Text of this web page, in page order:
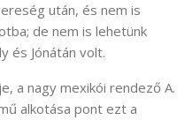
után, és nem is
de nem is lehetünk
és Jónátán volt.
a nagy mexikói rendező A.
alkotása pont ezt a